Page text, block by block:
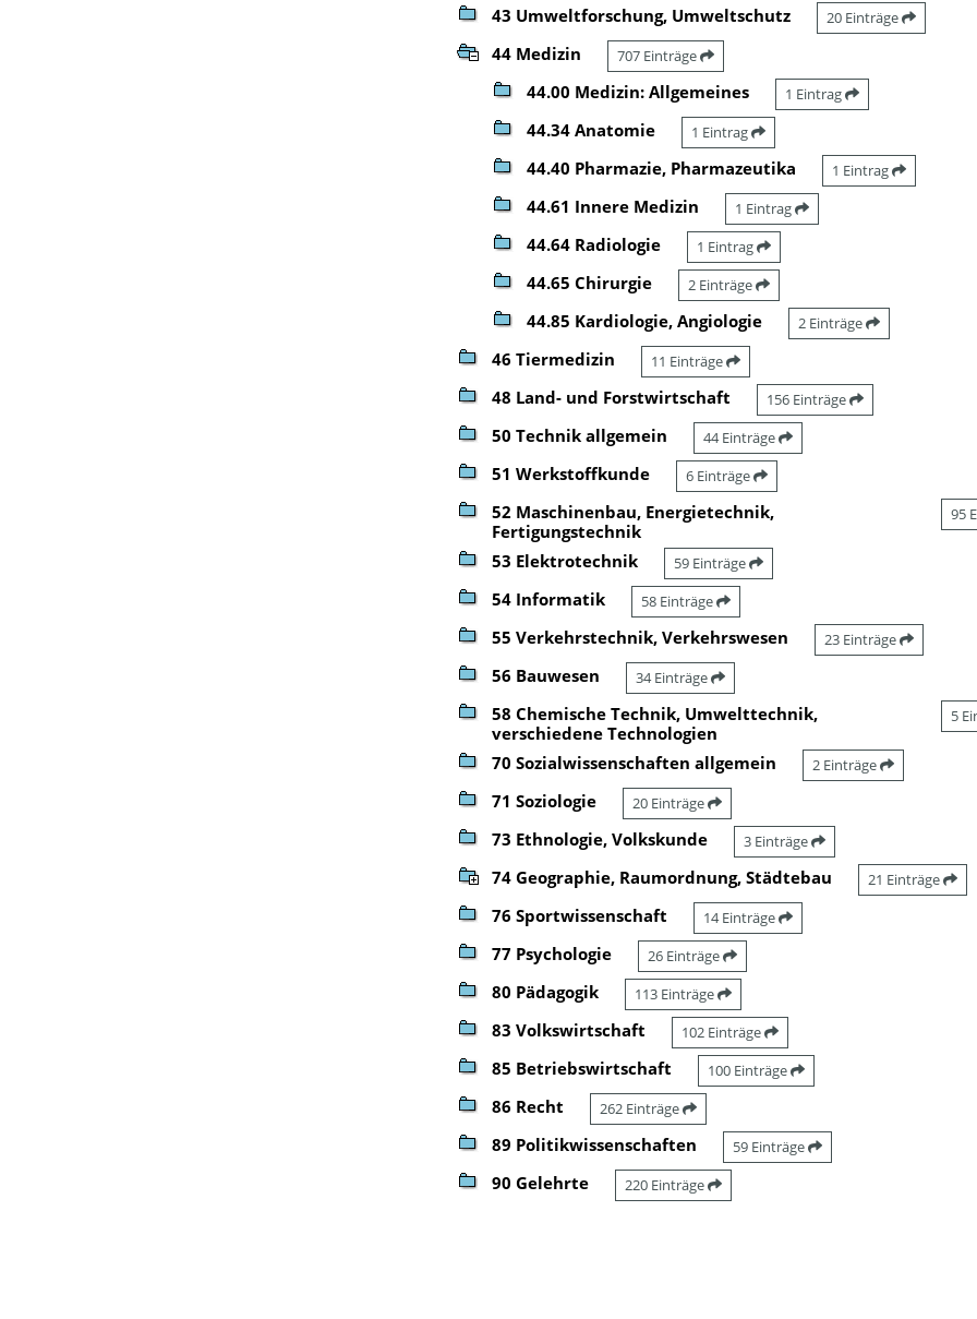
43 Umweltforschung, Umweltschutz 20 Einträge
44 Medizin 707 Einträge
44.00 Medizin: Allgemeines 1 Eintrag
44.34 Anatomie 1 Eintrag
44.40 Pharmazie, Pharmazeutika 1 Eintrag
44.61 Innere Medizin 1 Eintrag
44.64 Radiologie 1 Eintrag
44.65 Chirurgie 2 Einträge
44.85 Kardiologie, Angiologie 2 Einträge
46 Tiermedizin 11 Einträge
48 Land- und Forstwirtschaft 156 Einträge
50 Technik allgemein 44 Einträge
51 Werkstoffkunde 6 Einträge
52 Maschinenbau, Energietechnik,
Fertigungstechnik
95
53 Elektrotechnik 59 Einträge
54 Informatik 58 Einträge
55 Verkehrstechnik, Verkehrswesen 23 Einträge
56 Bauwesen 34 Einträge
58 Chemische Technik, Umwelttechnik,
verschiedene Technologien
5
70 Sozialwissenschaften allgemein 2 Einträge
71 Soziologie 20 Einträge
73 Ethnologie, Volkskunde 3 Einträge
74 Geographie, Raumordnung, Städtebau 21 Einträge
76 Sportwissenschaft 14 Einträge
77 Psychologie 26 Einträge
80 Pädagogik 113 Einträge
83 Volkswirtschaft 102 Einträge
85 Betriebswirtschaft 100 Einträge
86 Recht 262 Einträge
89 Politikwissenschaften 59 Einträge
90 Gelehrte 220 Einträge